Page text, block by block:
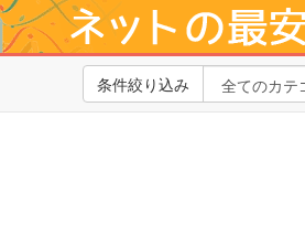
条件絞り込み